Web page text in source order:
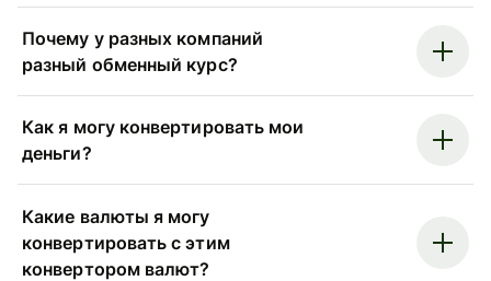
Почему у разных компаний
разный обменный курс?
Как я могу конвертировать мои
деньги?
Какие валюты я могу
конвертировать с этим
конвертором валют?